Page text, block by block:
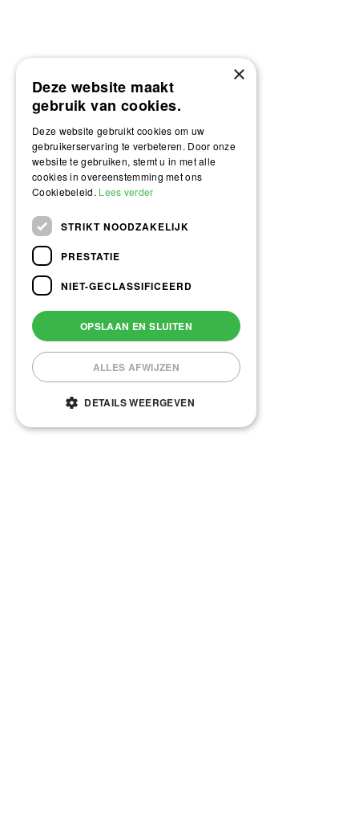
×
Deze website maakt
gebruik van cookies.
Deze website gebruikt cookies om uw
gebruikerservaring te verbeteren. Door onze
website te gebruiken, stemt u in met alle
cookies in overeenstemming met ons
Cookiebeleid. Lees verder
STRIKT NOODZAKELIJK
PRESTATIE
NIET-GECLASSIFICEERD
OPSLAAN EN SLUITEN
ALLES AFWIJZEN
DETAILS WEERGEVEN